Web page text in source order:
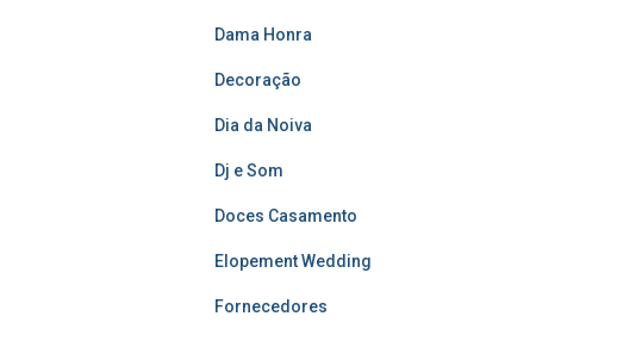
Dama Honra
Decoração
Dia da Noiva
Dj e Som
Doces Casamento
Elopement Wedding
Fornecedores